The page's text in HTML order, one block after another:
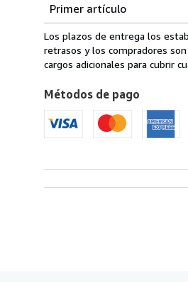
de
envío
de
Francia
Estados
Unidos
de
America
pedido
Primer artículo
Los plazos de entrega los
retrasos y los compradores
cargos adicionales para cubrir
Métodos de pago